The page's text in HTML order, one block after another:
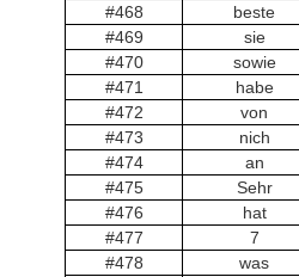
#468
beste
#469
sie
#470
sowie
#471
habe
#472
von
#473
nich
#474
an
#475
Sehr
#476
hat
#477
7
#478
was